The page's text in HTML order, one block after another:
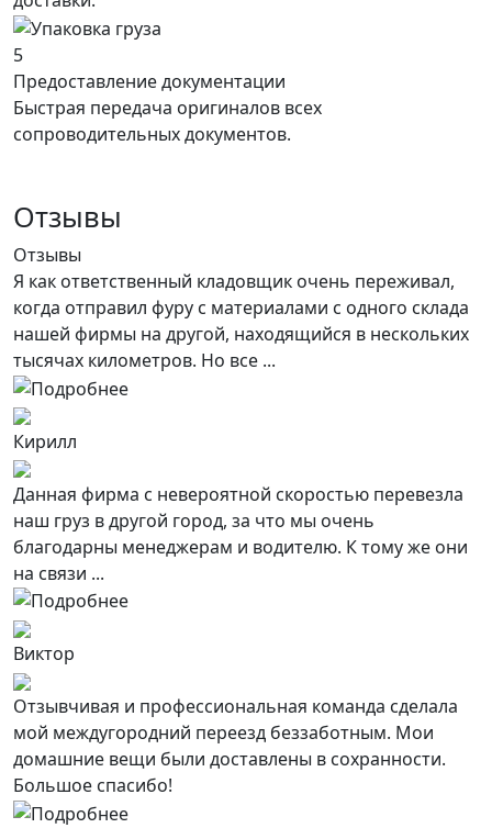
5
Предоставление документации
Быстрая передача оригиналов всех
сопроводительных документов.
Отзывы
Отзывы
Я как ответственный кладовщик очень переживал,
когда отправил фуру с материалами с одного склада
нашей фирмы на другой, находящийся в нескольких
тысячах километров. Но все ...
Кирилл
Данная фирма с невероятной скоростью перевезла
наш груз в другой город, за что мы очень
благодарны менеджерам и водителю. К тому же они
на связи ...
Виктор
Отзывчивая и профессиональная команда сделала
мой междугородний переезд беззаботным. Мои
домашние вещи были доставлены в сохранности.
Большое спасибо!